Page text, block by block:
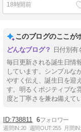
18時間前
このブログのここが
日付別
毎日更新される誕生日情
しています。シンプルな
やすく伝え、誕生日を迎
す。明るくポジティブな
度と丁寧さを兼ね備えて
738811 6
週間IN:20 週間OUT:255 月間IN: